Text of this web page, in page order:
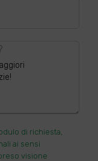
di richiesta,
ai sensi
visione